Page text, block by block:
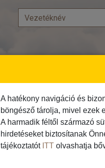
Földrészek
Ausztrália
Ázsia
A hatékony navigáció és
böngésző tárolja, mivel ezek
A harmadik féltől származó
hirdetéseket biztosítanak
tájékoztatót ITT olvashatja